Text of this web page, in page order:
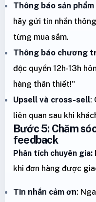
Thông báo sản phẩm
hãy gửi tin nhắn
từng mua sắm.
Thông báo chương
độc quyền 12h-13h
hàng thân thiết!"
Upsell và cross-sell:
liên quan sau khi
Bước 5: Chăm
feedback
Phân tích chuyên gia:
khi đơn hàng được
Tin nhắn cảm ơn: